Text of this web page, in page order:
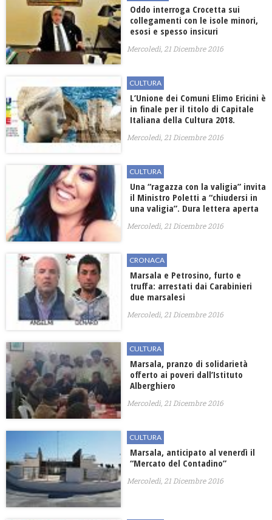
Oddo interroga Crocetta sui
collegamenti con le isole minori,
esosi e spesso insicuri
Mercoledì, 21 Dicembre 2016
CULTURA
L’Unione dei Comuni Elimo Ericini è
in finale per il titolo di Capitale
Italiana della Cultura 2018.
Mercoledì, 21 Dicembre 2016
CULTURA
Una “ragazza con la valigia” invita
il Ministro Poletti a “chiudersi in
una valigia”. Dura lettera aperta
Mercoledì, 21 Dicembre 2016
CRONACA
Marsala e Petrosino, furto e
truffa: arrestati dai Carabinieri
due marsalesi
Mercoledì, 21 Dicembre 2016
CULTURA
Marsala, pranzo di solidarietà
offerto ai poveri dall’Istituto
Alberghiero
Mercoledì, 21 Dicembre 2016
CULTURA
Marsala, anticipato al venerdì il
“Mercato del Contadino”
Mercoledì, 21 Dicembre 2016